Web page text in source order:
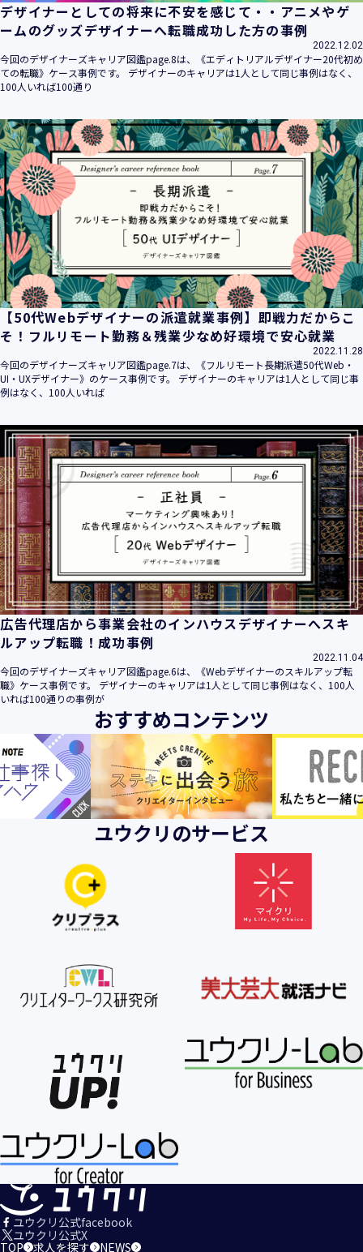
個人情報保護方針に関するお問合せ先 兼 個人情報に関する苦
情・相談窓口
株式会社 ユウクリ 個人情報保護管理責任者 安部 洋平
〒151-0073 東京都渋谷区笹塚1-55-7 マルエスファーストビ
ル 7F
info@y-create.co.jp
電話番号：03-6712-7970（土日休日を除く9:00～18:00）
平成16年 2月 1日
平成21年 3月23日 改訂
平成23年 4月 1日 改訂
平成26年 9月10日 改訂
平成27年 6月24日 改訂
平成28年11月 1日 改訂
平成30年 7月 1日 改訂
令和6年 5月 1日 改訂
令和7年 2月17日 改訂
株式会社ユウクリ（以下「当社」といいます。）が取得する
個人情報とは、個人の識別に係る以下の情報をいいます。
カード情報、ログインID、パスワード、ニックネーム、IPア
ドレス等において、特定の個人を識別できる情報
（他の情報と照合することができ、それにより特定の個人を
識別することができることとなるものを含みます。）
・当社の運営・提供するサービス（以下総称して「当社サー
ビス」といいます。）において、お客様が、当社でご利用に
なったサービスの内容、ご利用日時、ご利用回数などのご利
用内容及びご利用履歴に関する情報
【個人情報の取得・収集について】
当社は、以下の方法により、個人情報を取得させていただき
ます。
当社サービスにおいて、自ら入力された個人情報を、当社は
取得・収集させていただきます。
・電子メール、郵便、書面、電話等の手段により取得・収集
させていただく方法
当社に対し、電子メール、郵便、書面、電話等の手段によっ
て、ご提供いただいた個人情報を、当社は取得・収集させて
いただきます。
・当社等へアクセスされた際に情報を収集させていただく方
す。これらの情報には、利用されるURL、ブラウザや携帯電
話の種類、IPアドレスなどの情報を含みます。
【個人情報の利用目的の公表】
当社は、個人情報を次の利用目的の範囲内で利用すること
第１項及びJISQ15001:2017の附属書A.3.4.2.4に基づき公表し
＜個人情報の利用目的＞
１．当社のサービスを提供するため
２．当社のサービスを安心・安全にご利用いただける環境整
備のため
３．当社のサービスの運営・管理のため
４．当社のサービスに関するご案内、お問い合せ等への対応
５．当社、その他当社のサービスについての調査・データ集
積、改善、研究開発のため
６．当社がおすすめする商品・サービスなどのご案内を送
信・送付するため
７．当社とお客様の間での必要な連絡を行うため
８．当社のサービスに関する当社の規約、ポリシー等（以下
「規約等」といいます。）に違反する行為に対する対応のた
デザイナーとしての将来に不安を感じて・・アニメやゲ
ームのグッズデザイナーへ転職成功した方の事例
2022.12.02
今回のデザイナーズキャリア図鑑page.8は、《エディトリアルデザイナー20代初め
ての転職》ケース事例です。 デザイナーのキャリアは1人として同じ事例はなく、
100人いれば100通り
【50代Webデザイナーの派遣就業事例】即戦力だからこ
そ！フルリモート勤務＆残業少なめ好環境で安心就業
2022.11.28
今回のデザイナーズキャリア図鑑page.7は、《フルリモート長期派遣50代Web・
UI・UXデザイナー》のケース事例です。 デザイナーのキャリアは1人として同じ事
例はなく、100人いれば
広告代理店から事業会社のインハウスデザイナーへスキ
ルアップ転職！成功事例
2022.11.04
今回のデザイナーズキャリア図鑑page.6は、《Webデザイナーのスキルアップ転
職》ケース事例です。 デザイナーのキャリアは1人として同じ事例はなく、100人
いれば100通りの事例が
おすすめコンテンツ
ユウクリのサービス
ユウクリ公式facebook
ユウクリ公式X
TOP 求人を探す NEWS